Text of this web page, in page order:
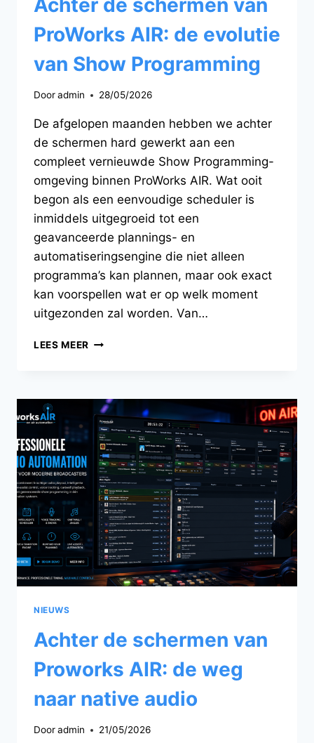
ProWorks AIR: de evolutie
van Show Programming
Dooradmin 28/05/2026
De afgelopen maanden hebben we achter
de schermen hard gewerkt aan een
compleet vernieuwde Show Programming-
omgeving binnen ProWorks AIR. Wat ooit
begon als een eenvoudige scheduler is
inmiddels uitgegroeid tot een
geavanceerde plannings- en
automatiseringsengine die niet alleen
programma’s kan plannen, maar ook exact
kan voorspellen wat er op welk moment
uitgezonden zal worden. Van…
LEES MEER ACHTER
PROWORKS
AIR:
DE
EVOLUTIE
VAN
SHOW
PROGRAMMING
NIEUWS
Achter de schermen van
Proworks AIR: de weg
naar native audio
Dooradmin 21/05/2026